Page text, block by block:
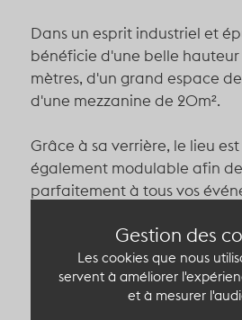
Dans un esprit industriel et
bénéficie d'une belle
mètres, d'un grand espace
d'une mezzanine de 20m².
Grâce à sa verrière, le lieu
également modulable afin
parfaitement à tous vos
environ 100 personnes. Pour
lieu peut recevoir 50
théâtre.
Gestion des
Les cookies que nous
servent à améliorer
et à mesurer